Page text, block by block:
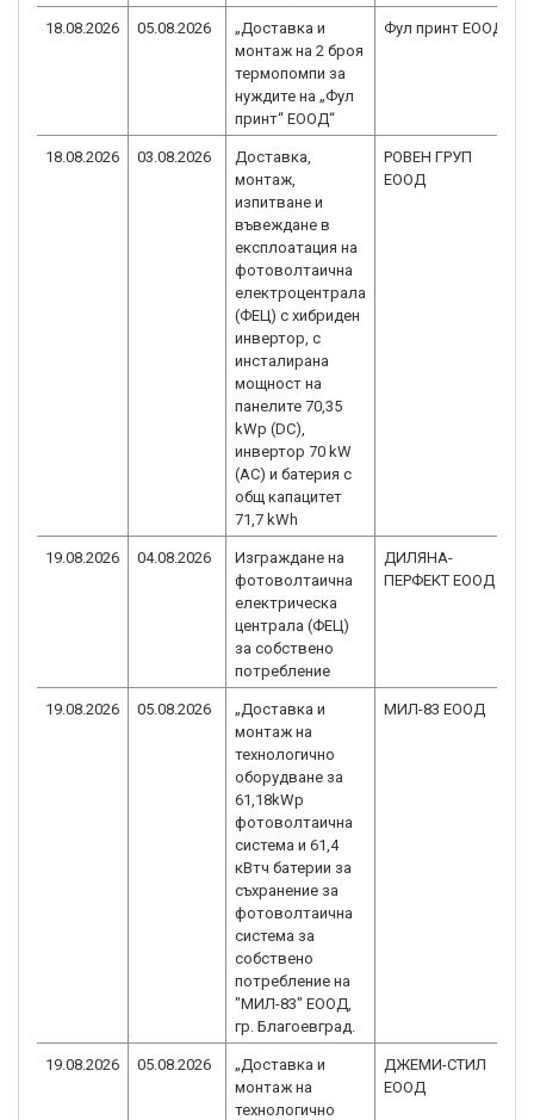
18.08.2026 05.08.2026
„Доставка и
монтаж на 2 броя
термопомпи за
нуждите на „Фул
принт“ ЕООД“
Фул принт ЕООД
18.08.2026 03.08.2026
Доставка,
монтаж,
изпитване и
въвеждане в
експлоатация на
фотоволтаична
електроцентрала
(ФЕЦ) с хибриден
инвертор, с
инсталирана
мощност на
панелите 70,35
kWp (DC),
инвертор 70 kW
(AC) и батерия с
общ капацитет
71,7 kWh
РОВЕН ГРУП
ЕООД
19.08.2026 04.08.2026
Изграждане на
фотоволтаична
електрическа
централа (ФЕЦ)
за собствено
потребление
ДИЛЯНА-
ПЕРФЕКТ ЕООД
19.08.2026 05.08.2026
„Доставка и
монтаж на
технологично
оборудване за
61,18kWp
фотоволтаичнa
системa и 61,4
кВтч батерии за
съхранение за
фотоволтаична
система за
собствено
потребление на
"МИЛ-83" ЕООД,
гр. Благоевград.
МИЛ-83 ЕООД
19.08.2026 05.08.2026
„Доставка и
монтаж на
технологично
ДЖЕМИ-СТИЛ
ЕООД